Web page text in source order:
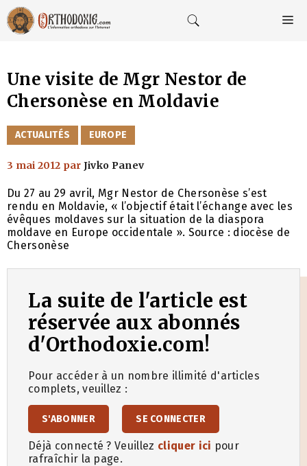
Aller
au
contenu
Une visite de Mgr Nestor de
Chersonèse en Moldavie
CATÉGORIES
ACTUALITÉS EUROPE
3 mai 2012 par Jivko Panev
Du 27 au 29 avril, Mgr Nestor de Chersonèse s’est
rendu en Moldavie, « l’objectif était l’échange avec les
évêques moldaves sur la situation de la diaspora
moldave en Europe occidentale ». Source : diocèse de
Chersonèse
La suite de l'article est
réservée aux abonnés
d'Orthodoxie.com!
Pour accéder à un nombre illimité d'articles
complets, veuillez :
S'ABONNER SE CONNECTER
Déjà connecté ? Veuillez cliquer ici pour
rafraîchir la page.